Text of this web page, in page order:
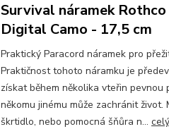
Survival náramek
Digital Camo - 17,5 cm
Praktický Paracord náramek pro
Praktičnost tohoto náramku je
získat během několika vteřin
někomu jinému může zachránit
škrtidlo, nebo pomocná šňůra n...